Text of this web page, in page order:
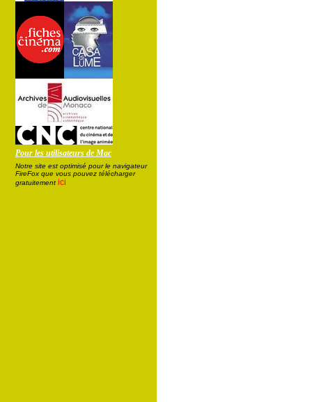
Pour les utilisateurs de Mac
Notre site est optimisé pour le navigateur
FireFox que vous pouvez télécharger
gratuitement ici